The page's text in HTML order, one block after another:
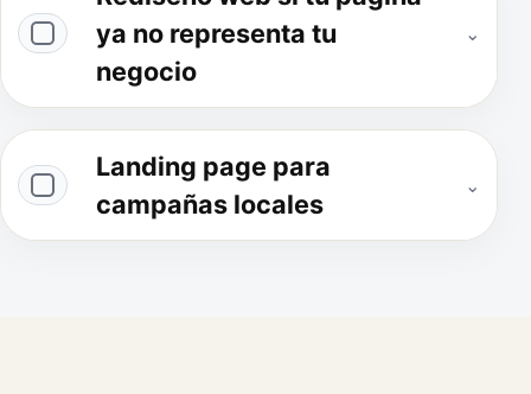
ya no representa tu
negocio
⌄
Landing page para
campañas locales
⌄